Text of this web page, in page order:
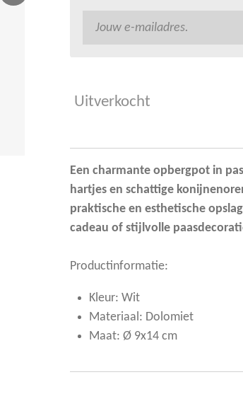
Uitverkocht
Een charmante opbergpot in
hartjes en schattige
praktische en esthetische
cadeau of stijlvolle
Productinformatie:
Kleur: Wit
Materiaal: Dolomiet
Maat: Ø 9x14 cm